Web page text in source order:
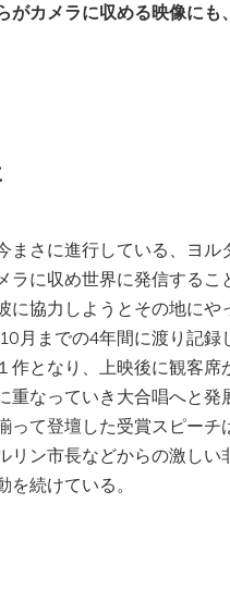
がカメラに収める映像に
まさに進行している、ヨ
ラに収め世界に発信する
に協力しようとその地に
月までの4年間に渡り記
となり、上映後に観客席
重なっていき大合唱へと
って登壇した受賞スピー
リン市長などからの激し
続けている。